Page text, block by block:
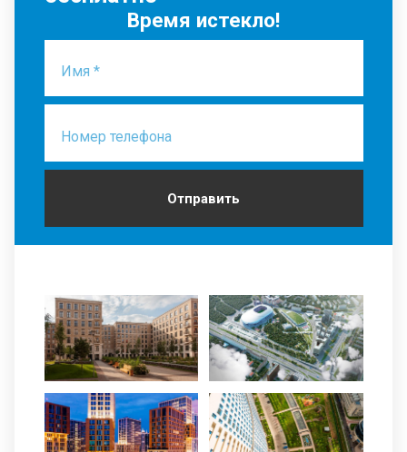
Время истекло!
Имя *
Номер телефона
Отправить